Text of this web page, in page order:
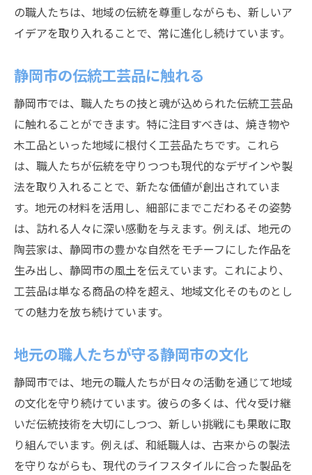
静岡市で感じる職人の情熱と技
職人たちの心に触れる体験談
職人たちの作品から感じる温もり
静岡市での職人技に魅せられる旅
伝統と革新が交わる静岡市の職人の世界
職人技術の伝承と進化
静岡市で見る職人の革新性
伝統を重んじる職人たちの姿
職人たちが紡ぐ静岡市の新しい伝統
伝統産業を支える職人の取り組み
職人たちの創造性が生む新たな静岡市
静岡市の地元職人が紡ぐ物語を訪ねて
職人たちが語る静岡市の歴史
地元職人の物語に耳を傾ける
静岡市の職人たちが伝える過去と未来
職人の作品から見る静岡市の姿
地元職人と共に歩む静岡市のストーリー
職人たちとの出会いが静岡市での特別な記憶に
の職人たちは、地域の伝統を尊重しながらも、新しいア
イデアを取り入れることで、常に進化し続けています。
静岡市の伝統工芸品に触れる
静岡市では、職人たちの技と魂が込められた伝統工芸品
に触れることができます。特に注目すべきは、焼き物や
木工品といった地域に根付く工芸品たちです。これら
は、職人たちが伝統を守りつつも現代的なデザインや製
法を取り入れることで、新たな価値が創出されていま
す。地元の材料を活用し、細部にまでこだわるその姿勢
は、訪れる人々に深い感動を与えます。例えば、地元の
陶芸家は、静岡市の豊かな自然をモチーフにした作品を
生み出し、静岡市の風土を伝えています。これにより、
工芸品は単なる商品の枠を超え、地域文化そのものとし
ての魅力を放ち続けています。
地元の職人たちが守る静岡市の文化
静岡市では、地元の職人たちが日々の活動を通じて地域
の文化を守り続けています。彼らの多くは、代々受け継
いだ伝統技術を大切にしつつ、新しい挑戦にも果敢に取
り組んでいます。例えば、和紙職人は、古来からの製法
を守りながらも、現代のライフスタイルに合った製品を